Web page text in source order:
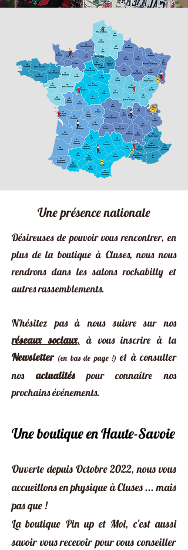
Une présence nationale
Désireuses de pouvoir vous rencontrer, en
plus de la boutique à Cluses, nous nous
rendrons dans les salons rockabilly et
autres rassemblements.
N'hésitez pas à nous suivre sur nos
réseaux sociaux, à vous inscrire à la
Newsletter (en bas de page !) et à consulter
nosactualitéspour connaître nos
prochains événements.
Une boutique en Haute-Savoie
Ouverte depuis Octobre 2022, nous vous
accueillons en physique à Cluses ... mais
pas que !
La boutique Pin up et Moi, c'est aussi
savoir vous recevoir pour vous conseiller